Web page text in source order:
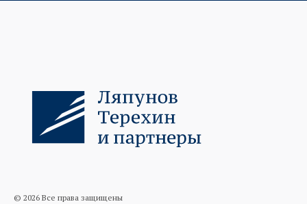
© 2026 Все права защищены